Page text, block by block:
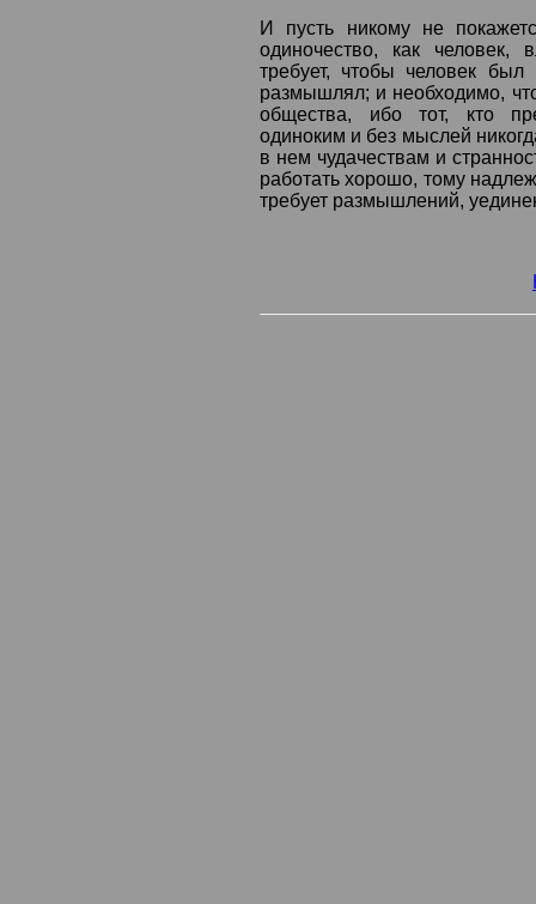
И пусть никому не
одиночество, как человек,
требует, чтобы человек
размышлял; и необходимо,
общества, ибо тот, кто
одиноким и без мыслей
в нем чудачествам и
работать хорошо, тому
требует размышлений,